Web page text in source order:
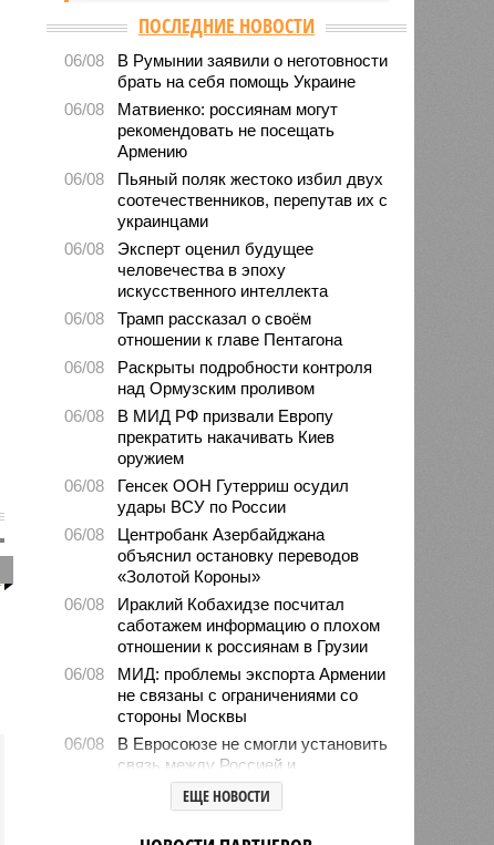
ПОСЛЕДНИЕ НОВОСТИ
06/08
В Румынии заявили о неготовности
брать на себя помощь Украине
06/08
Матвиенко: россиянам могут
рекомендовать не посещать
Армению
06/08
Пьяный поляк жестоко избил двух
соотечественников, перепутав их с
украинцами
06/08
Эксперт оценил будущее
человечества в эпоху
искусственного интеллекта
06/08
Трамп рассказал о своём
отношении к главе Пентагона
06/08
Раскрыты подробности контроля
над Ормузским проливом
06/08
В МИД РФ призвали Европу
прекратить накачивать Киев
оружием
06/08
Генсек ООН Гутерриш осудил
удары ВСУ по России
06/08
Центробанк Азербайджана
объяснил остановку переводов
«Золотой Короны»
06/08
Ираклий Кобахидзе посчитал
саботажем информацию о плохом
отношении к россиянам в Грузии
06/08
МИД: проблемы экспорта Армении
не связаны с ограничениями со
стороны Москвы
06/08
В Евросоюзе не смогли установить
связь между Россией и
миграционным кризисом в Сеуте
Ямпольская объяснила причины
ЕЩЕ НОВОСТИ